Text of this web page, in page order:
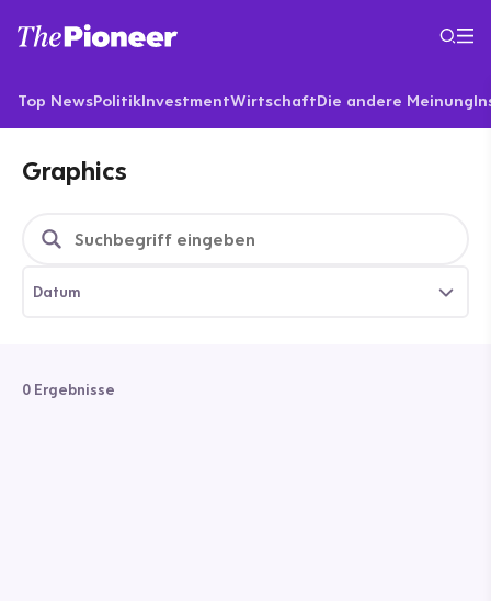
Top NewsPolitikInvestmentWirtschaftDie andere Meinung
Graphics
Datum
0 Ergebnisse